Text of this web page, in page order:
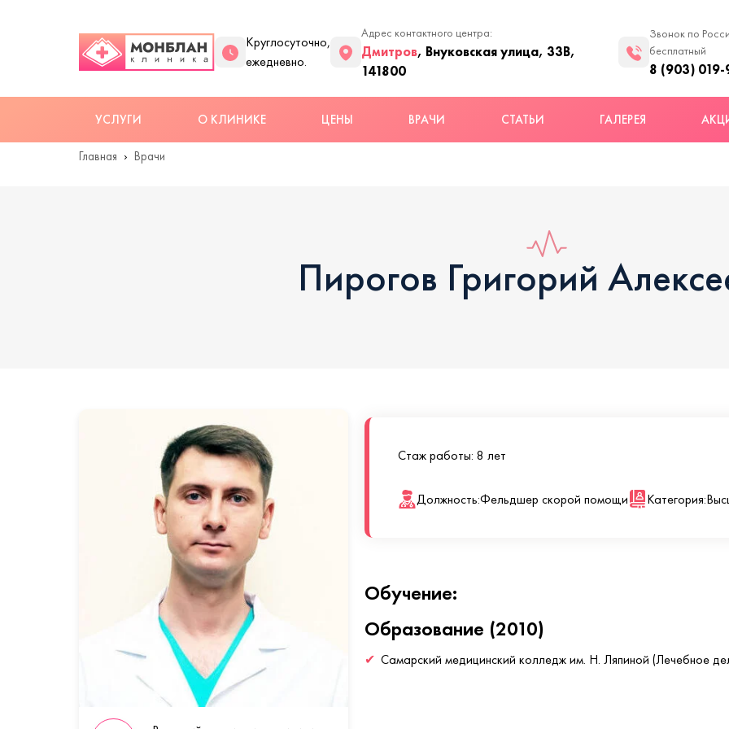
Круглосуточно,
ежедневно.
Адрес контактного центра:
Дмитров, Внуковская улица, 33В,
141800
Звонок по
бесплатный
8 (903)
УСЛУГИ О КЛИНИКЕ ЦЕНЫ ВРАЧИ СТАТЬИ ГАЛЕРЕЯ
Главная Врачи
Пирогов Григорий
Стаж работы: 8 лет
Должность:Фельдшер скорой помощи Категория:
Обучение:
Образование (2010)
Самарский медицинский колледж им. Н. Ляпиной (Лечебное